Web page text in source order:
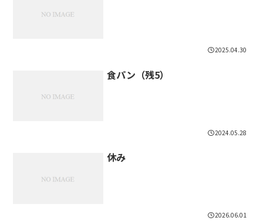
2025.04.30
食パン（残5）
2024.05.28
休み
2026.06.01